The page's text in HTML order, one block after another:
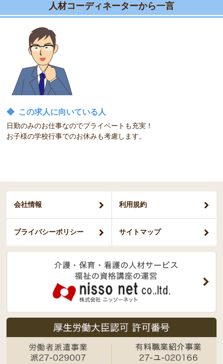
人材コーディネーターから一言
◆ この求人に向いている人
日勤のみのお仕事なのでプライベートも充実！
お子様の学校行事でのお休みも考慮します。
会社情報 利用規約
プライバシーポリシー サイトマップ